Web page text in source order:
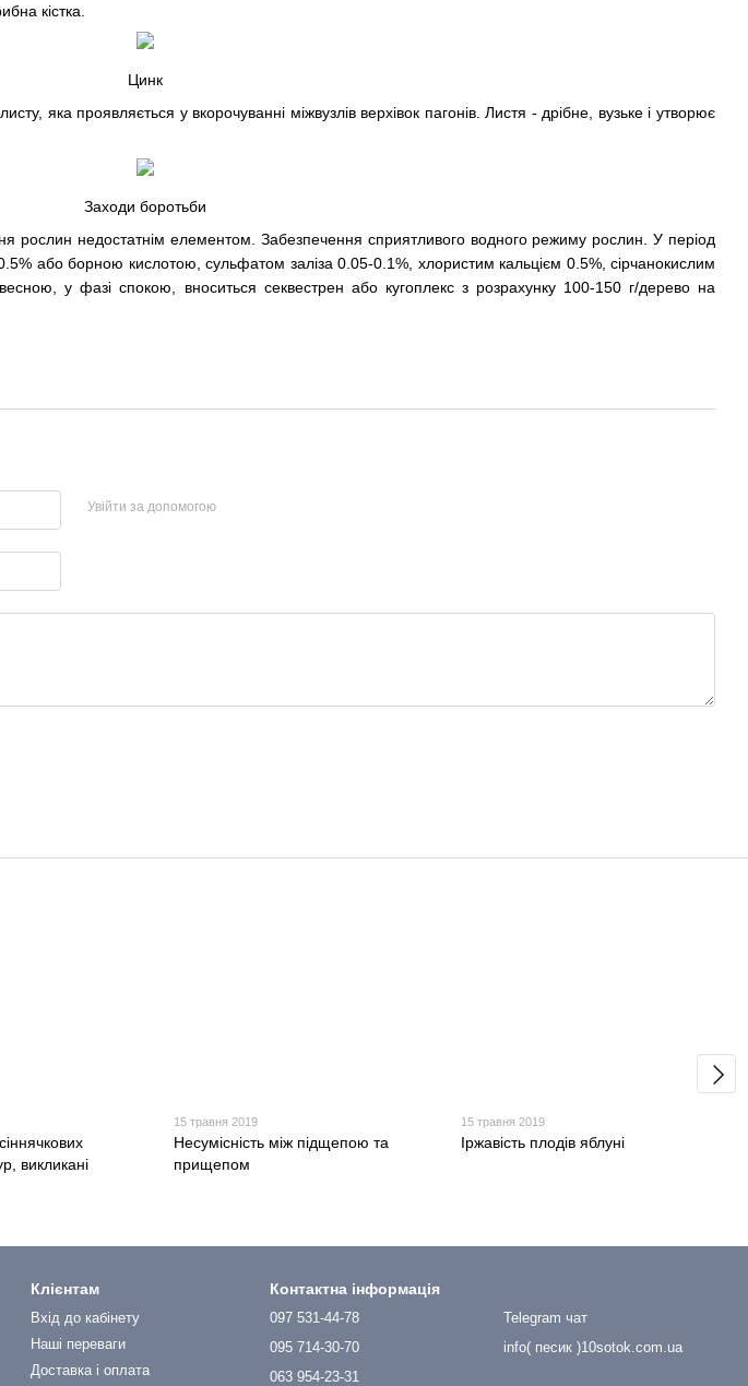
кістка.
Цинк
яка проявляється у вкорочуванні міжвузлів верхівок пагонів. Листя - дрібне, вузьке і утворює
Заходи боротьби
рослин недостатнім елементом. Забезпечення сприятливого водного режиму рослин. У період
або борною кислотою, сульфатом заліза 0.05-0.1%, хлористим кальцієм 0.5%, сірчанокислим
у фазі спокою, вноситься секвестрен або кугоплекс з розрахунку 100-150 г/дерево на
Увійти за допомогою
викликані
15 травня 2019
Несумісність між підщепою та
прищепом
15 травня 2019
Іржавість плодів яблуні
Клієнтам
Вхід до кабінету
Наші переваги
Доставка і оплата
Контактна інформація
097 531-44-78
095 714-30-70
063 954-23-31
Telegram чат
info( песик )10sotok.com.ua